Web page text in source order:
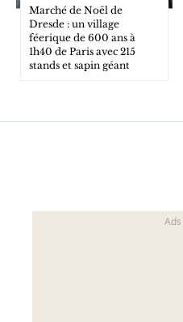
Marché de Noël de
Dresde : un village
féerique de 600 ans à
1h40 de Paris avec 215
stands et sapin géant